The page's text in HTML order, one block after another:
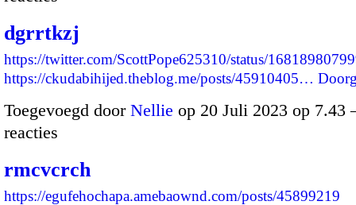
dgrrtkzj
https://twitter.com/ScottPope625310/status/
https://ckudabihijed.theblog.me/posts/45910405…
Toegevoegd door Nellie op 20 Juli 2023 op 7.43
reacties
rmcvcrch
https://egufehochapa.amebaownd.com/posts/45899219